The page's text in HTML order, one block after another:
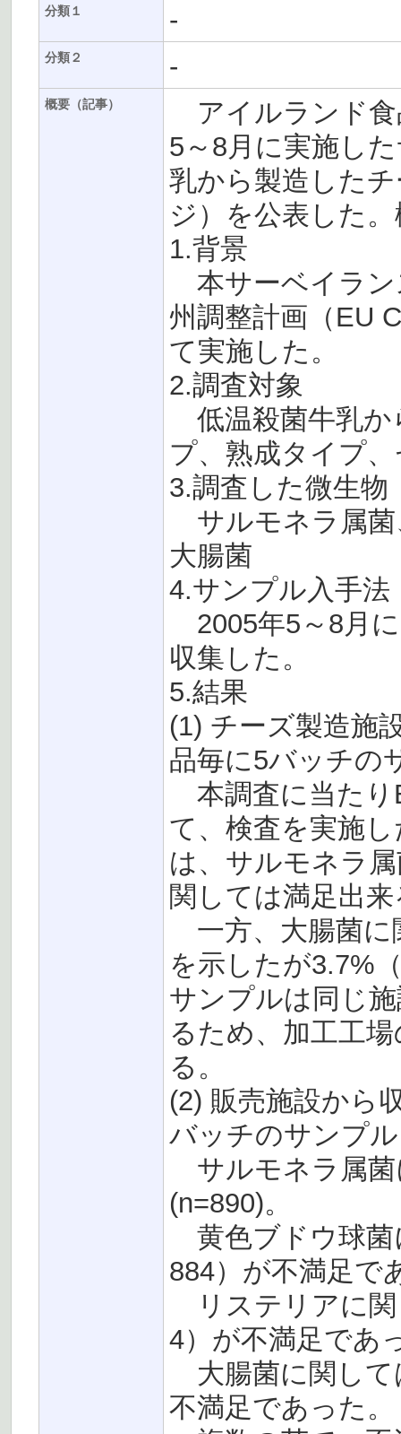
分類１ -
分類２ -
概要（記事）
アイルランド食
5～8月に実施し
乳から製造した
ジ）を公表した
1.背景
本サーベイラン
州調整計画（EU
て実施した。
2.調査対象
低温殺菌牛乳か
プ、熟成タイプ
3.調査した微生物
サルモネラ属菌
大腸菌
4.サンプル入手法
2005年5～8月
収集した。
5.結果
(1) チーズ製造施
品毎に5バッチの
本調査に当たり
て、検査を実施
は、サルモネラ
関しては満足出
一方、大腸菌に
を示したが3.7%
サンプルは同じ
るため、加工工
る。
(2) 販売施設から
バッチのサンプ
サルモネラ属菌
(n=890)。
黄色ブドウ球菌
884）が不満足で
リステリアに関
4）が不満足であ
大腸菌に関して
不満足であった。